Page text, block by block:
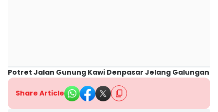
Potret Jalan Gunung Kawi Denpasar Jelang Galungan
Share Article